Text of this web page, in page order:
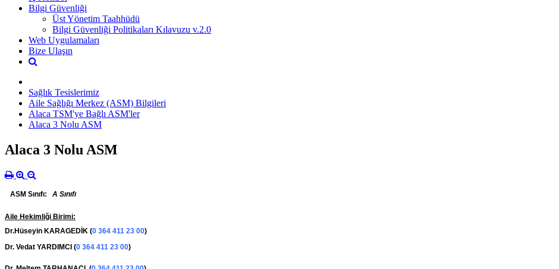
Bilgi Güvenliği
Üst Yönetim Taahhüdü
Bilgi Güvenliği Politikaları Kılavuzu v.2.0
Web Uygulamaları
Bize Ulaşın
Sağlık Tesislerimiz
Aile Sağlığı Merkez (ASM) Bilgileri
Alaca TSM'ye Bağlı ASM'ler
Alaca 3 Nolu ASM
Alaca 3 Nolu ASM
ASM Sınıfı: A Sınıfı
Aile Hekimliği Birimi:
Dr.Hüseyin KARAGEDİK (0 364 411 23 00)
Dr. Vedat YARDIMCI (0 364 411 23 00)